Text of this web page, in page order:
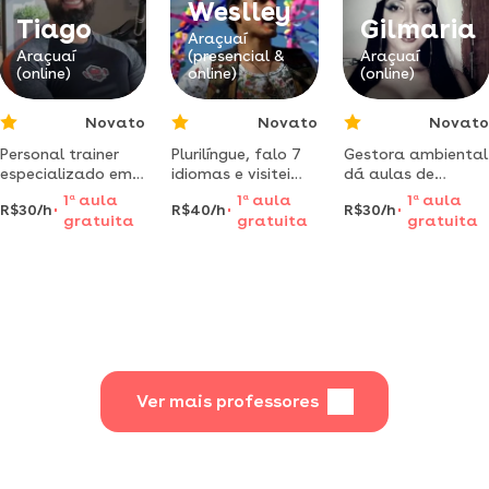
Tiago
Araçuaí
(online)
Novato
Personal trainer
especializado em
calistenia para
ganhar força,
resistência e
R$30/h
1 aaula
gratuita
Weslley
Araçuaí
(presencial &
online)
Novato
Plurilíngue, falo 7
idiomas e visitei
vários países.
acredito na
literatura como
R$40/h
1 a aula
gratuita
Gilmaria
Araçuaí
(online)
Novato
Gestora ambiental
dá aulas de
biologia para
ampliação do seus
conhecimentos em
R$30/h
1 aaula
gratuita
Ver mais professores